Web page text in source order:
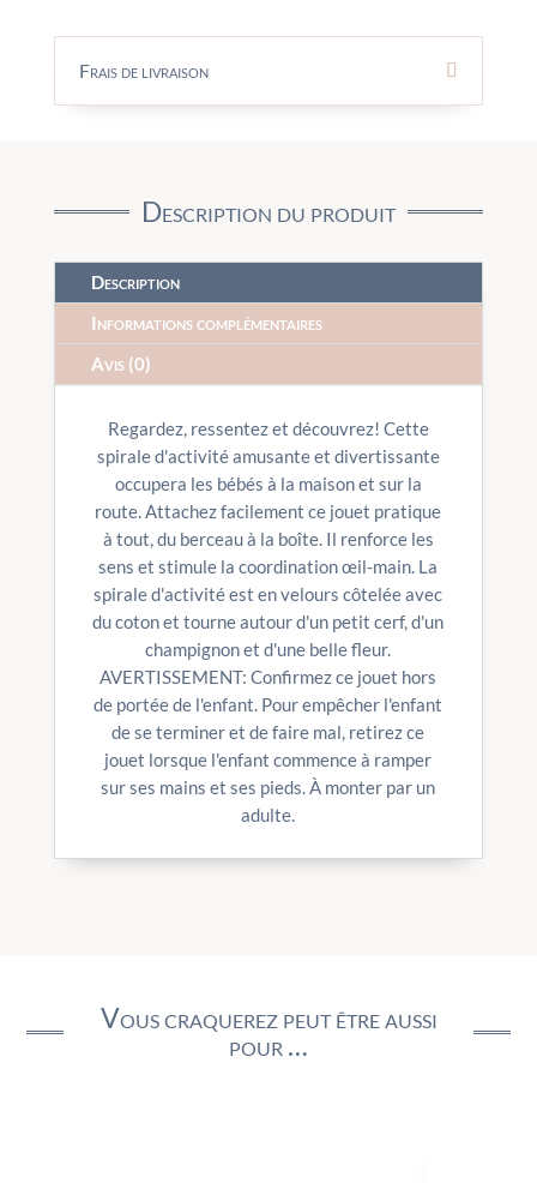
Frais de livraison
Description du produit
Description
Informations complémentaires
Avis (0)
Regardez, ressentez et découvrez! Cette
spirale d'activité amusante et divertissante
occupera les bébés à la maison et sur la
route. Attachez facilement ce jouet pratique
à tout, du berceau à la boîte. Il renforce les
sens et stimule la coordination œil-main. La
spirale d'activité est en velours côtelée avec
du coton et tourne autour d'un petit cerf, d'un
champignon et d'une belle fleur.
AVERTISSEMENT: Confirmez ce jouet hors
de portée de l'enfant. Pour empêcher l'enfant
de se terminer et de faire mal, retirez ce
jouet lorsque l'enfant commence à ramper
sur ses mains et ses pieds. À monter par un
adulte.
Vous craquerez peut être aussi
pour …